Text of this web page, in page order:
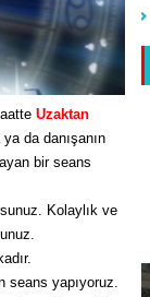
Uzaktan
da danışanın
bir seans
Kolaylık ve
seans yapıyoruz.